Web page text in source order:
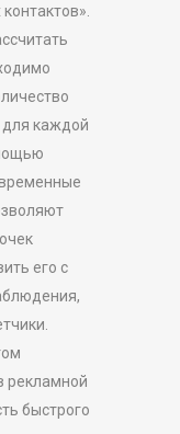
для каждой
его с
рекламной
быстрого